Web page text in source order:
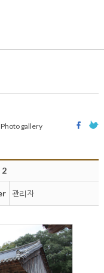
Photo gallery
2
관리자